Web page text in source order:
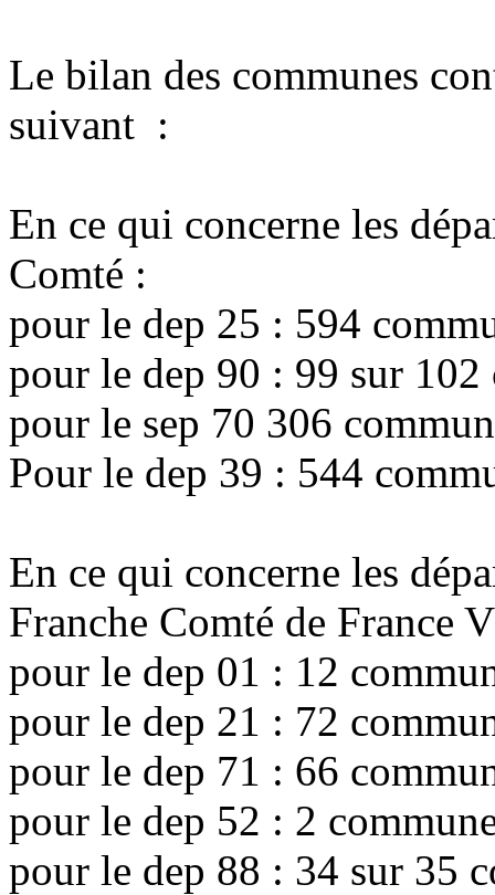
Le bilan des communes
suivant :
En ce qui concerne les
Comté :
pour le dep 25 : 594
pour le dep 90 : 99 sur 102
pour le sep 70 306
Pour le dep 39 : 544
En ce qui concerne les
Franche Comté de France
pour le dep 01 : 12
pour le dep 21 : 72
pour le dep 71 : 66
pour le dep 52 : 2
pour le dep 88 : 34 sur 35